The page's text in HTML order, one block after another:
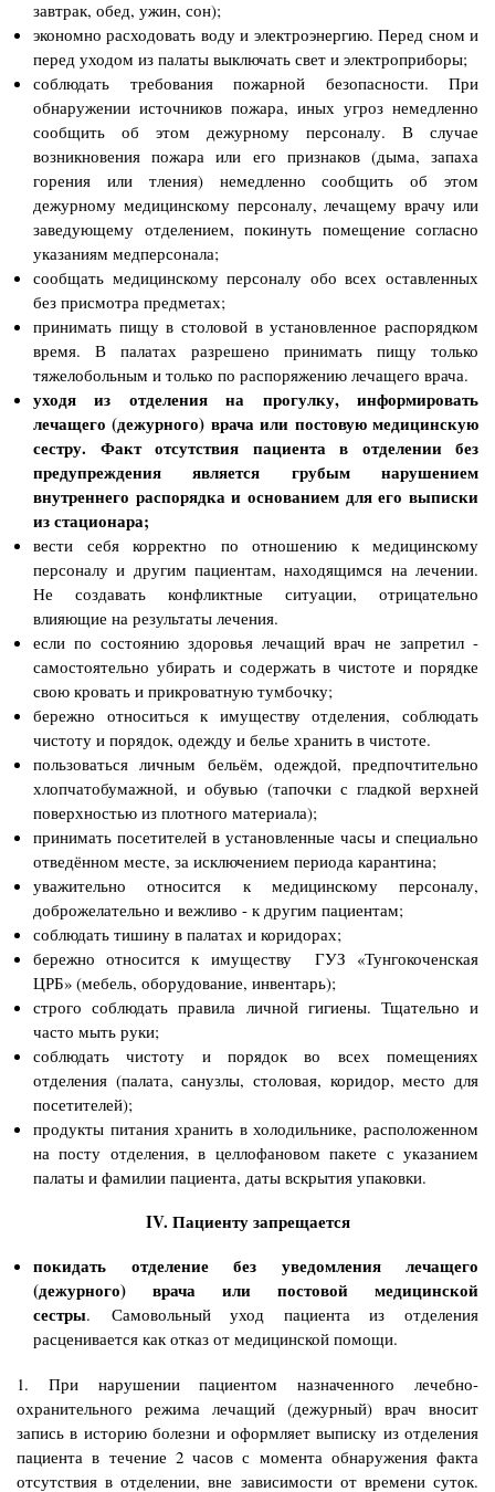
завтрак, обед, ужин, сон);
экономно расходовать воду и электроэнергию. Перед сном и
перед уходом из палаты выключать свет и электроприборы;
соблюдать требования пожарной безопасности. При
обнаружении источников пожара, иных угроз немедленно
сообщить об этом дежурному персоналу. В случае
возникновения пожара или его признаков (дыма, запаха
горения или тления) немедленно сообщить об этом
дежурному медицинскому персоналу, лечащему врачу или
заведующему отделением, покинуть помещение согласно
указаниям медперсонала;
сообщать медицинскому персоналу обо всех оставленных
без присмотра предметах;
принимать пищу в столовой в установленное распорядком
время. В палатах разрешено принимать пищу только
тяжелобольным и только по распоряжению лечащего врача.
уходя из отделения на прогулку, информировать
лечащего (дежурного) врача или постовую медицинскую
сестру. Факт отсутствия пациента в отделении без
предупреждения является грубым нарушением
внутреннего распорядка и основанием для его выписки
из стационара;
вести себя корректно по отношению к медицинскому
персоналу и другим пациентам, находящимся на лечении.
Не создавать конфликтные ситуации, отрицательно
влияющие на результаты лечения.
если по состоянию здоровья лечащий врач не запретил -
самостоятельно убирать и содержать в чистоте и порядке
свою кровать и прикроватную тумбочку;
бережно относиться к имуществу отделения, соблюдать
чистоту и порядок, одежду и белье хранить в чистоте.
пользоваться личным бельём, одеждой, предпочтительно
хлопчатобумажной, и обувью (тапочки с гладкой верхней
поверхностью из плотного материала);
принимать посетителей в установленные часы и специально
отведённом месте, за исключением периода карантина;
уважительно относится к медицинскому персоналу,
доброжелательно и вежливо - к другим пациентам;
соблюдать тишину в палатах и коридорах;
бережно относится к имуществу ГУЗ «Тунгокоченская
ЦРБ» (мебель, оборудование, инвентарь);
строго соблюдать правила личной гигиены. Тщательно и
часто мыть руки;
соблюдать чистоту и порядок во всех помещениях
отделения (палата, санузлы, столовая, коридор, место для
посетителей);
продукты питания хранить в холодильнике, расположенном
на посту отделения, в целлофановом пакете с указанием
палаты и фамилии пациента, даты вскрытия упаковки.
IV. Пациенту запрещается
покидать отделение без уведомления лечащего
(дежурного) врача или постовой медицинской
сестры. Самовольный уход пациента из отделения
расценивается как отказ от медицинской помощи.
1. При нарушении пациентом назначенного лечебно-
охранительного режима лечащий (дежурный) врач вносит
запись в историю болезни и оформляет выписку из отделения
пациента в течение 2 часов с момента обнаружения факта
отсутствия в отделении, вне зависимости от времени суток.